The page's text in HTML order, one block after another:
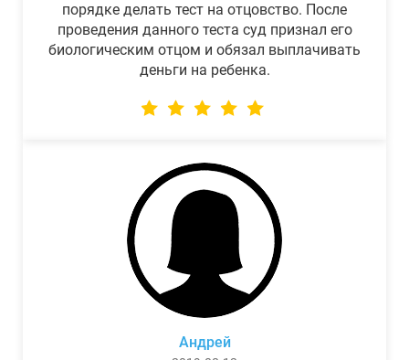
порядке делать тест на отцовство. После
проведения данного теста суд признал его
биологическим отцом и обязал выплачивать
деньги на ребенка.
Андрей